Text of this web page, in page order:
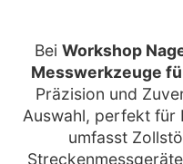
Bei Workshop
Messwerkzeuge
Präzision und
Auswahl, perfekt für
umfasst